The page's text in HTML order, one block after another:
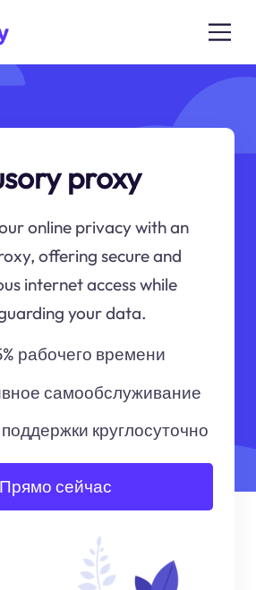
proxy
online privacy with an
offering secure and
internet access while
your data.
рабочего времени
самообслуживание
круглосуточно
Прямо сейчас